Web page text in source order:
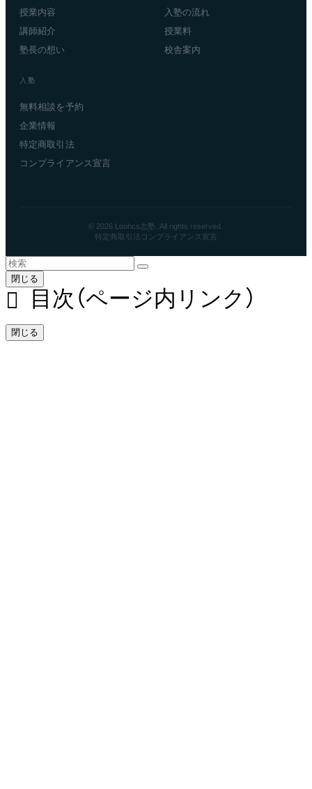
授業内容
講師紹介
塾長の想い
入塾の流れ
授業料
校舎案内
入塾
無料相談を予約
企業情報
特定商取引法
コンプライアンス宣言
© 2026 Loohcs志塾. All rights reserved.
特定商取引法 コンプライアンス宣言
閉じる
目次（ページ内リンク）
閉じる